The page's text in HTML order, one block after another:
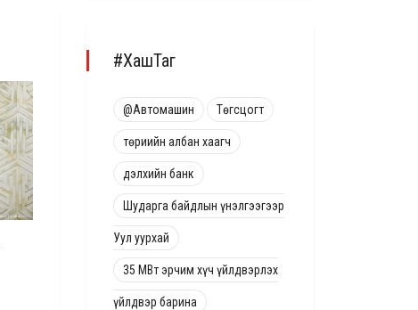
Харцага, начин цолтнуудын халз
барилдаанд харцагууд тэргүүлжээ
4 жилийн өмнө
#ХашТаг
@Автомашин Төгсцогт
төриийн албан хаагч
дэлхийн банк
Шударга байдлын үнэлгээгээр
Уул уурхай
35 МВт эрчим хүч үйлдвэрлэх
үйлдвэр барина